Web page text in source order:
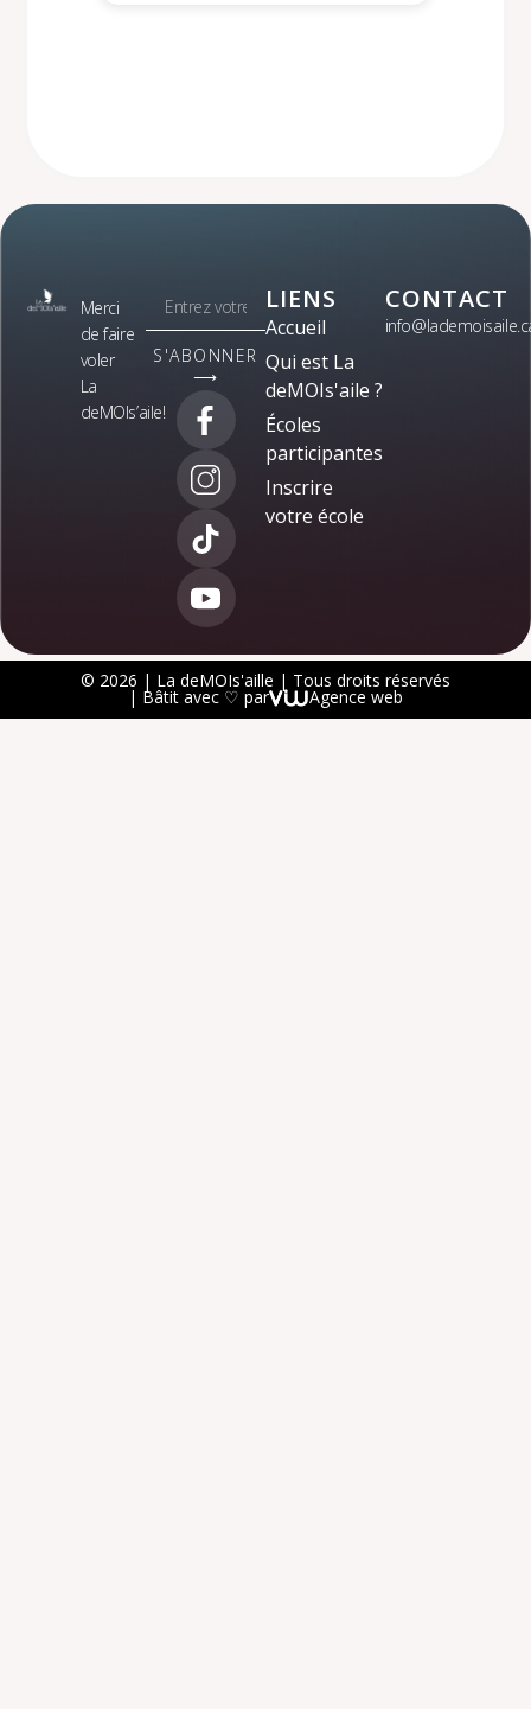
Merci
de faire
voler
La
deMOIs’aile!
S'ABONNER
⟶
LIENS
Accueil
Qui est La
deMOIs'aile ?
Écoles
participantes
Inscrire
votre école
CONTACT
© 2026 | La deMOIs'aille | Tous droits réservés
| Bâtit avec ♡ par Agence web